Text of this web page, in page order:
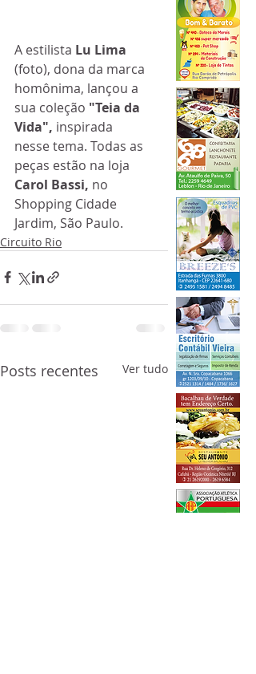
A estilista Lu Lima
(foto), dona da marca
homônima, lançou a
sua coleção "Teia da
Vida", inspirada
nesse tema. Todas as
peças estão na loja
Carol Bassi, no
Shopping Cidade
Jardim, São Paulo.
Circuito Rio
Posts recentes Ver tudo